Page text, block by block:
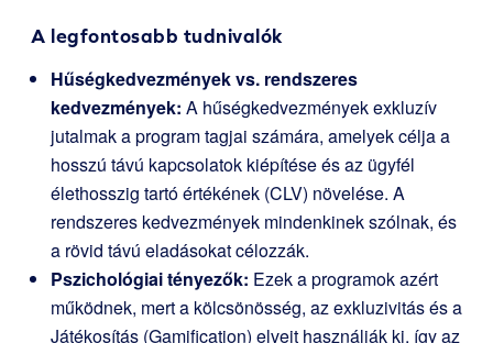
A legfontosabb tudnivalók
Hűségkedvezmények vs. rendszeres
kedvezmények: A hűségkedvezmények exkluzív
jutalmak a program tagjai számára, amelyek célja a
hosszú távú kapcsolatok kiépítése és az ügyfél
élethosszig tartó értékének (CLV) növelése. A
rendszeres kedvezmények mindenkinek szólnak, és
a rövid távú eladásokat célozzák.
Pszichológiai tényezők: Ezek a programok azért
működnek, mert a kölcsönösség, az exkluzivitás és a
Játékosítás (Gamification) elveit használják ki, így az